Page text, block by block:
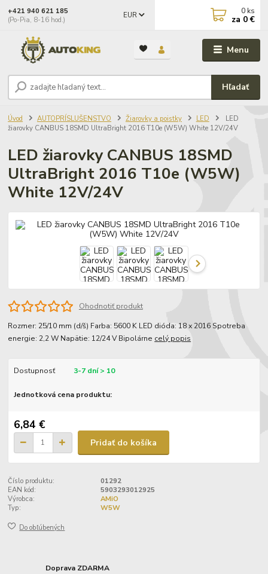
Menu
EUR
Hľadať
+421 940 621 185
(Po-Pia, 8-16 hod.)
0 ks
za 0 €
Úvod AUTOPRÍSLUŠENSTVO Žiarovky a poistky LED
LED
žiarovky CANBUS 18SMD UltraBright 2016 T10e (W5W) White 12V/24V
LED žiarovky CANBUS 18SMD
UltraBright 2016 T10e (W5W)
White 12V/24V
Ohodnotiť produkt
Rozmer: 25/10 mm (d/š) Farba: 5600 K LED dióda: 18 x 2016 Spotreba
energie: 2,2 W Napätie: 12/24 V Bipolárne celý popis
Dostupnosť 3-7 dní > 10
Jednotková cena produktu:
6,84 €
Pridať do košíka
Číslo produktu:
01292
EAN kód:
5903293012925
Výrobca:
AMiO
Typ:
W5W
Do obľúbených
Doprava ZDARMA